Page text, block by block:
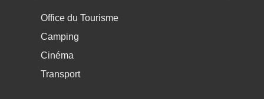
Office du Tourisme
Camping
Cinéma
Transport